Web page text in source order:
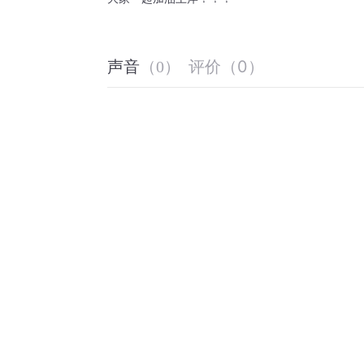
声音 （0） 评价 （0 ）